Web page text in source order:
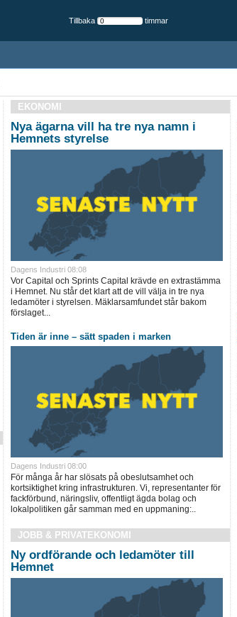
Tillbaka timmar
EKONOMI
Nya ägarna vill ha tre nya namn i
Hemnets styrelse
Dagens Industri 08:08
Vor Capital och Sprints Capital krävde en extrastämma
i Hemnet. Nu står det klart att de vill välja in tre nya
ledamöter i styrelsen. Mäklarsamfundet står bakom
förslaget...
Tiden är inne – sätt spaden i marken
Dagens Industri 08:00
För många år har slösats på obeslutsamhet och
kortsiktighet kring infrastrukturen. Vi, representanter för
fackförbund, näringsliv, offentligt ägda bolag och
lokalpolitiken går samman med en uppmaning:..
JOBB & PRIVATEKONOMI
Ny ordförande och ledamöter till
Hemnet